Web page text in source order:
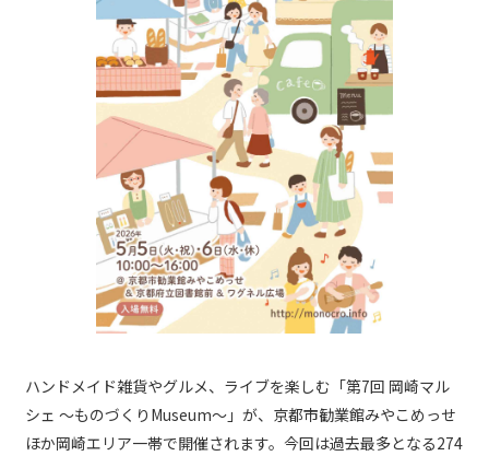
ハンドメイド雑貨やグルメ、ライブを楽しむ「第7回 岡崎マル
シェ ～ものづくりMuseum～」が、京都市勧業館みやこめっせ
ほか岡崎エリア一帯で開催されます。今回は過去最多となる274